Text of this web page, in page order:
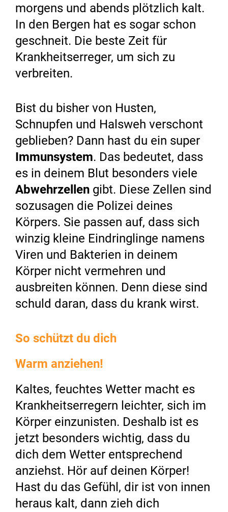
morgens und abends plötzlich kalt.
In den Bergen hat es sogar schon
geschneit. Die beste Zeit für
Krankheitserreger, um sich zu
verbreiten.
Bist du bisher von Husten,
Schnupfen und Halsweh verschont
geblieben? Dann hast du ein super
Immunsystem. Das bedeutet, dass
es in deinem Blut besonders viele
Abwehrzellen gibt. Diese Zellen sind
sozusagen die Polizei deines
Körpers. Sie passen auf, dass sich
winzig kleine Eindringlinge namens
Viren und Bakterien in deinem
Körper nicht vermehren und
ausbreiten können. Denn diese sind
schuld daran, dass du krank wirst.
So schützt du dich
Warm anziehen!
Kaltes, feuchtes Wetter macht es
Krankheitserregern leichter, sich im
Körper einzunisten. Deshalb ist es
jetzt besonders wichtig, dass du
dich dem Wetter entsprechend
anziehst. Hör auf deinen Körper!
Hast du das Gefühl, dir ist von innen
heraus kalt, dann zieh dich